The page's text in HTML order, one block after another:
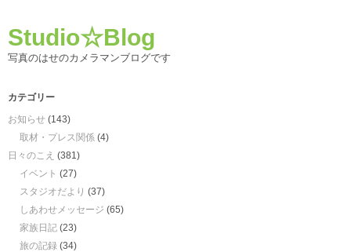
Studio☆Blog
写真のはせのカメラマンブログです
カテゴリー
お知らせ (143)
取材・プレス関係 (4)
日々のこえ (381)
イベント (27)
スタジオだより (37)
しあわせメッセージ (65)
家族日記 (23)
旅の記録 (34)